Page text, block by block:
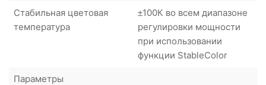
Стабильная цветовая
температура
±100К во всем диапазоне
регулировки мощности
при использовании
функции StableColor
Параметры